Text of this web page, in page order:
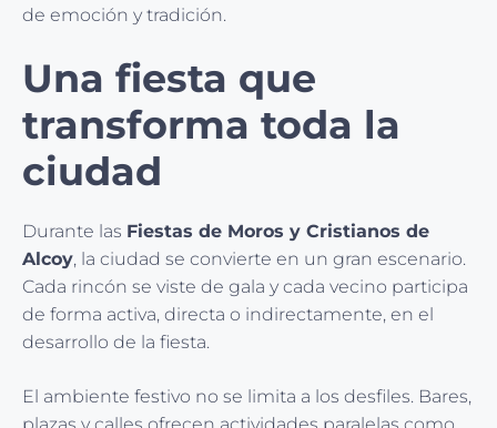
de emoción y tradición.
Una fiesta que
transforma toda la
ciudad
Durante las Fiestas de Moros y Cristianos de
Alcoy, la ciudad se convierte en un gran escenario.
Cada rincón se viste de gala y cada vecino participa
de forma activa, directa o indirectamente, en el
desarrollo de la fiesta.
El ambiente festivo no se limita a los desfiles. Bares,